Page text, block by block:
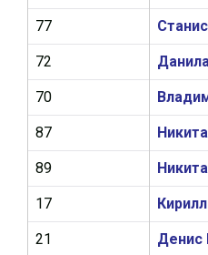
Денис
77
72
70
87
89
17
21